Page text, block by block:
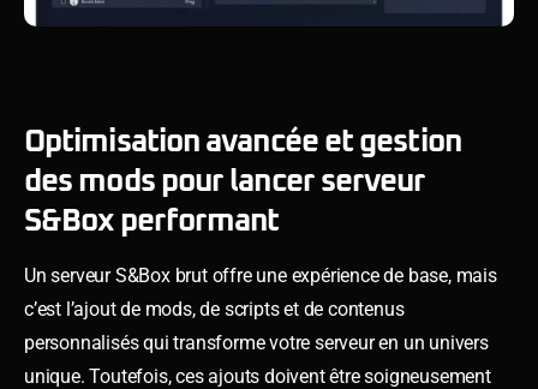
Optimisation avancée et gestion
des mods pour lancer serveur
S&Box performant
Un serveur S&Box brut offre une expérience de base, mais
c’est l’ajout de mods, de scripts et de contenus
personnalisés qui transforme votre serveur en un univers
unique. Toutefois, ces ajouts doivent être soigneusement